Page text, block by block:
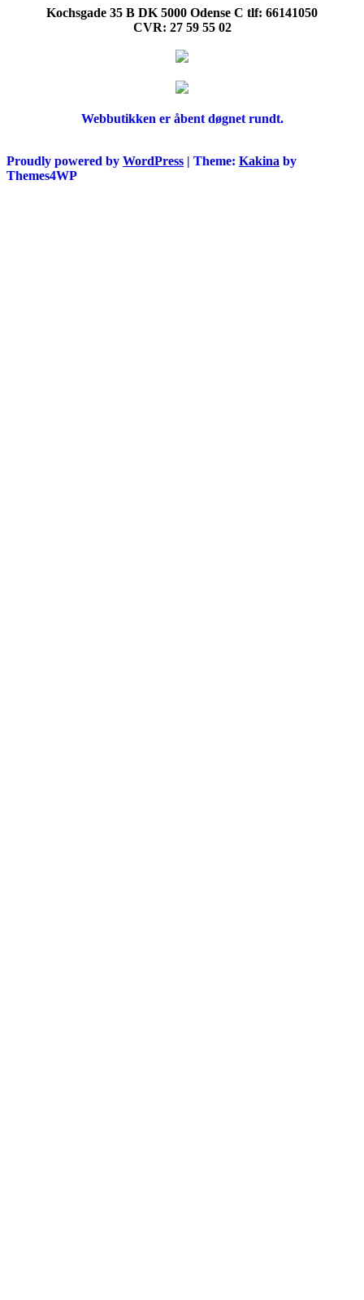
Kochsgade 35 B DK 5000 Odense C tlf: 66141050
CVR: 27 59 55 02
Webbutikken er åbent døgnet rundt.
Proudly powered by WordPress | Theme: Kakina by
Themes4WP